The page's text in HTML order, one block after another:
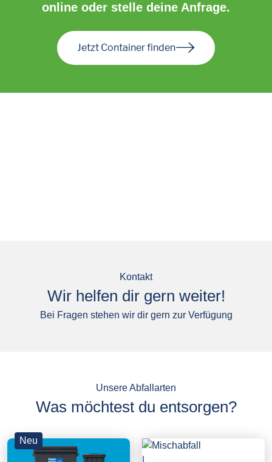
online oder stelle deine Anfrage.
Jetzt Container finden
Kontakt
Wir helfen dir gern weiter!
Bei Fragen stehen wir dir gern zur Verfügung
Unsere Abfallarten
Was möchtest du entsorgen?
Neu